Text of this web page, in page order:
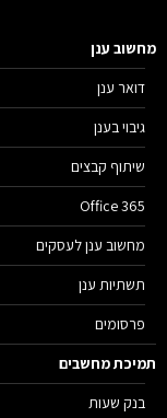
ענן
דואר ענן
גיבוי בענן
שיתוף קבצים
Office 365
מחשוב ענן לעסקים
תשתיות ענן
פרסומים
מחשבים
בנק שעות